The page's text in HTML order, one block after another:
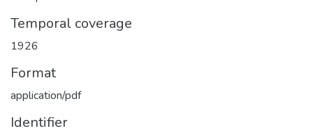
Temporal coverage
1926
Format
application/pdf
Identifier